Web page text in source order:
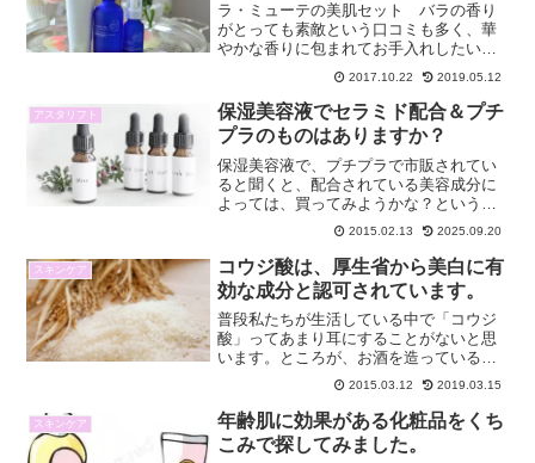
ラ・ミューテの美肌セット バラの香り
がとっても素敵という口コミも多く、華
やかな香りに包まれてお手入れしたいい
う気持ちが強くなり、ポチとしました。
今か今かと持ち焦がれていたので、やっ
と届きました。といっても2～3日ほどで
届いたのです。薔薇のB...
2017.10.22 2019.05.12
アスタリフト
保湿美容液でセラミド配合＆プチ
プラのものはありますか？
保湿美容液で、プチプラで市販されてい
ると聞くと、配合されている美容成分に
よっては、買ってみようかな？という気
持ちになりますね。保湿にはセラミドが
必要です。セラミド配合美容液でプチプ
ラで安心して使える美容液を探してみま
した。あなたに合う美容駅...
2015.02.13 2025.09.20
スキンケア
コウジ酸は、厚生省から美白に有
効な成分と認可されています。
普段私たちが生活している中で「コウジ
酸」ってあまり耳にすることがないと思
います。ところが、お酒を造っている人
たちの手が白いのはこの「コウジ酸」の
働きなのです。お酒造りだけでなくお豆
腐を作っている人たちも手が白いという
ことです。このコウジ酸と...
2015.03.12 2019.03.15
スキンケア
年齢肌に効果がある化粧品をくち
こみで探してみました。